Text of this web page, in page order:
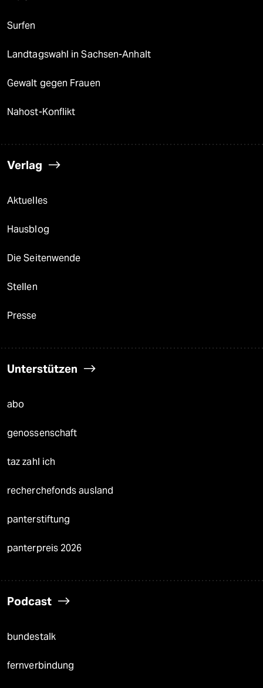
Surfen
Landtagswahl in Sachsen-Anhalt
Gewalt gegen Frauen
Nahost-Konflikt
Verlag
Aktuelles
Hausblog
Die Seitenwende
Stellen
Presse
Unterstützen
abo
genossenschaft
taz zahl ich
recherchefonds ausland
panterstiftung
panterpreis 2026
Podcast
bundestalk
fernverbindung